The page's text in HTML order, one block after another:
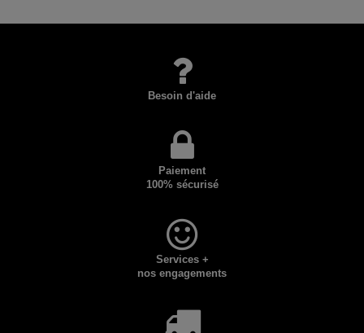
Besoin d'aide
Paiement
100% sécurisé
Services +
nos engagements